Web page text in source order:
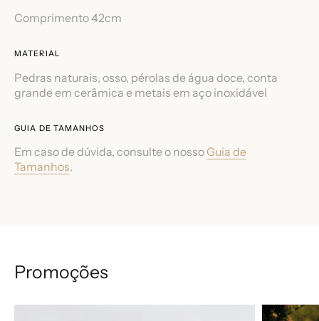
Comprimento 42cm
MATERIAL
Pedras naturais, osso, pérolas de água doce, conta
grande em cerâmica e metais em aço inoxidável
GUIA DE TAMANHOS
Em caso de dúvida, consulte o nosso Guia de
Tamanhos.
Promoções